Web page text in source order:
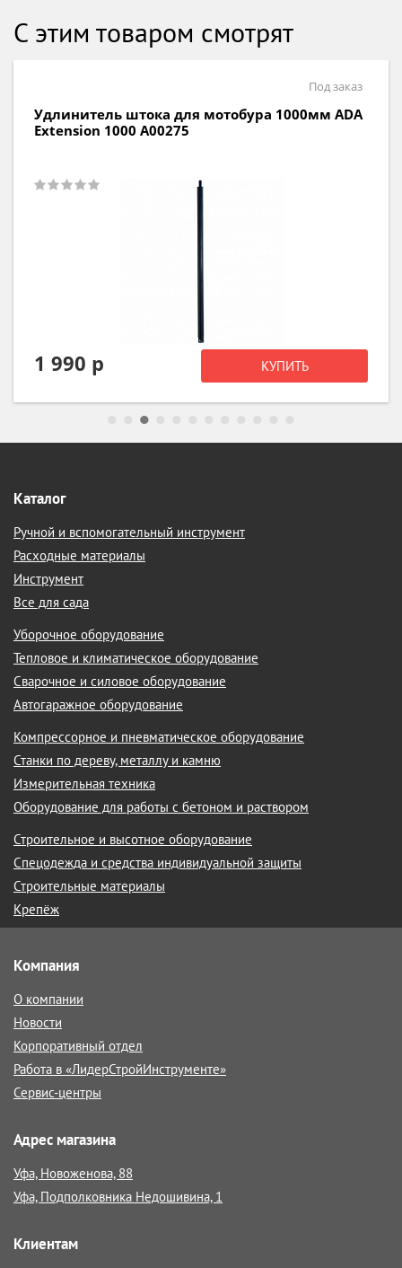
С этим товаром смотрят
В наличии
Удлинитель штока для мотобура 1500мм ADA
Extension 1500 А00328
2 490 р КУПИТЬ
Каталог
Ручной и вспомогательный инструмент
Расходные материалы
Инструмент
Все для сада
Уборочное оборудование
Тепловое и климатическое оборудование
Сварочное и силовое оборудование
Автогаражное оборудование
Компрессорное и пневматическое оборудование
Станки по дереву, металлу и камню
Измерительная техника
Оборудование для работы с бетоном и раствором
Строительное и высотное оборудование
Спецодежда и средства индивидуальной защиты
Строительные материалы
Крепёж
Компания
О компании
Новости
Корпоративный отдел
Работа в «ЛидерСтройИнструменте»
Сервис-центры
Адрес магазина
Уфа, Новоженова, 88
Уфа, Подполковника Недошивина, 1
Клиентам